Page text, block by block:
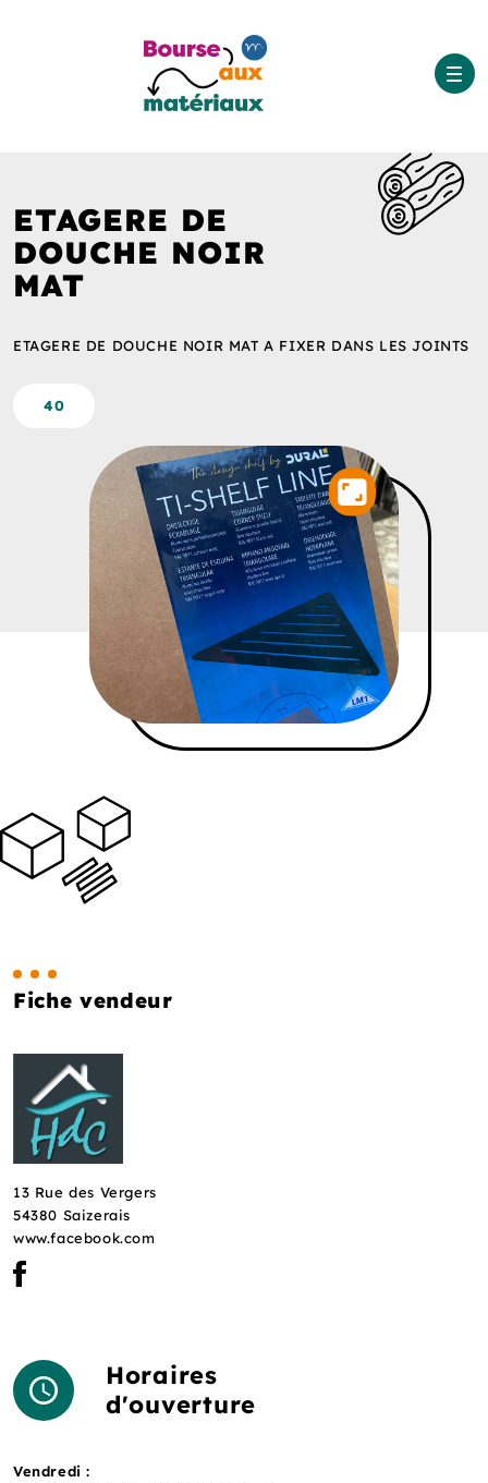
ETAGERE DE
DOUCHE NOIR
MAT
ETAGERE DE DOUCHE NOIR MAT A FIXER DANS LES JOINTS
40
Fiche vendeur
13 Rue des Vergers
54380 Saizerais
www.facebook.com
Horaires
d'ouverture
Vendredi :